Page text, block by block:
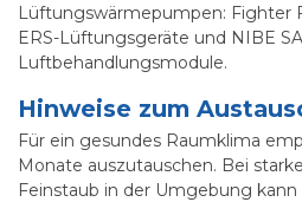
Lüftungswärmepumpen: Fighter
ERS-Lüftungsgeräte und NIBE
Luftbehandlungsmodule.
Hinweise zum
Für ein gesundes Raumklima
Monate auszutauschen. Bei
Feinstaub in der Umgebung